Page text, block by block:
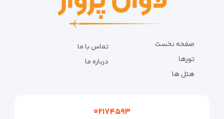
صفحه نخست
تورها
هتل ها
تماس با ما
درباره ما
۰۲۱۷۴۵۹۳